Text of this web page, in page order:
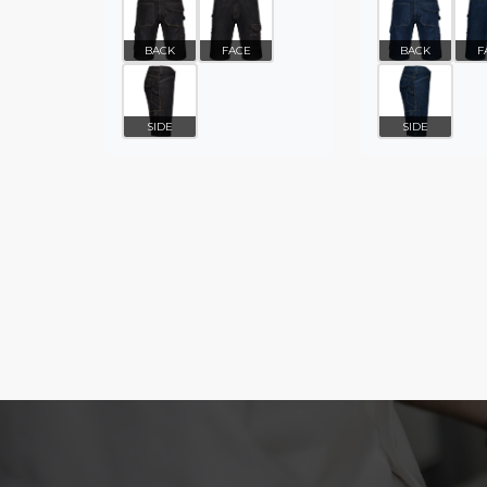
BACK FACE
SIDE
BACK
SIDE